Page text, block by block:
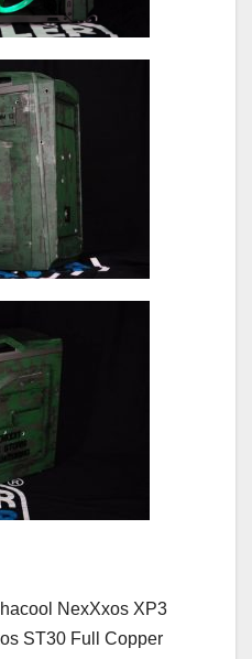
NexXxos XP3
ST30 Full Copper